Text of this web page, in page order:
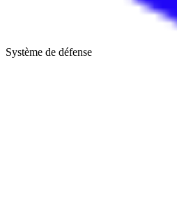
Système de défense